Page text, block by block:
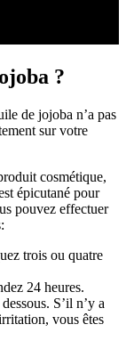
?
de jojoba n’a pas
sur votre
cosmétique,
épicutané pour
pouvez effectuer
trois ou quatre
24 heures.
S’il n’y a
vous êtes